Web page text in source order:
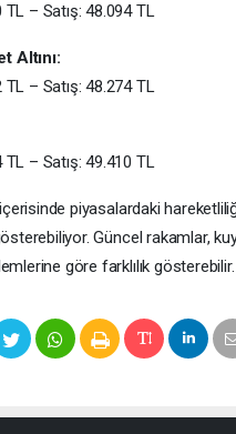
TL – Satış: 48.094 TL
Altını:
TL – Satış: 48.274 TL
TL – Satış: 49.410 TL
piyasalardaki
Güncel rakamlar,
göre farklılık gösterebilir.